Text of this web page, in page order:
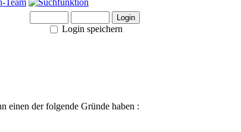
Login speichern
einen der folgende Gründe haben :